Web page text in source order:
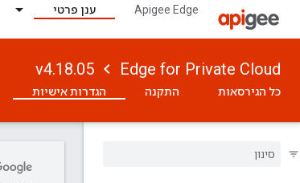
Apigee Edge ענן פרטי
Edge for Private Cloud
v4.18.05
כל הגירסאות התקנה הגדרות אישיות